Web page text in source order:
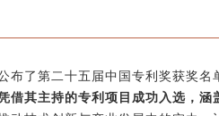
布了第二十五届中国专利奖获奖
借其主持的专利项目成功入选，